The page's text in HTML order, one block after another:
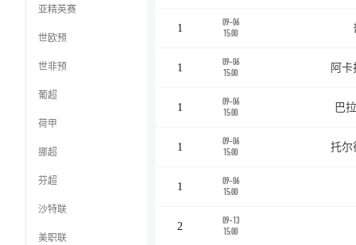
亚精英赛
世欧预
世非预
葡超
荷甲
挪超
芬超
沙特联
美职联
1
09-06
15:00
1
09-06
15:00
阿
1
09-06
15:00
巴
1
09-06
15:00
托尔
1
09-06
15:00
2
09-13
15:00